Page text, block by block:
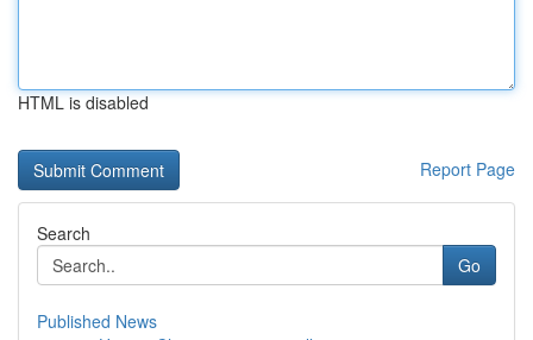
HTML is disabled
Report Page
Search
Go
Published News